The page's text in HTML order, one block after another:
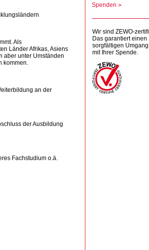
Als
Länder Afrikas, Asiens
aber unter Umständen
kommen.
an der
der Ausbildung
Fachstudium o.ä.
Spenden
Wir sind ZEWO-
Das garantiert einen
sorgfältigen Umgang
mit Ihrer Spende.